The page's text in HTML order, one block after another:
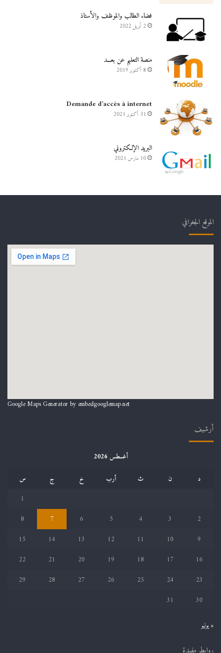
فضاء الطالب والموظف والأستاذ
2 أبريل 2022
منصة التعليم عن بعـــد
8 أكتوبر 2019
Demande d’accès à internet
31 أكتوبر 2021
البريد الإلكتروني
10 مارس 2021
الموقع الجغرافي
Google Maps Generator by embedgooglemap.net
أرشيف
أغسطس 2026
د
ن ث أرب خ ج
س
1
2
3
4
5
6
7
8
9
10
11
12
13
14
15
16
17
18
19
20
21
22
23
24
25
26
27
28
29
30
31
« يوليو